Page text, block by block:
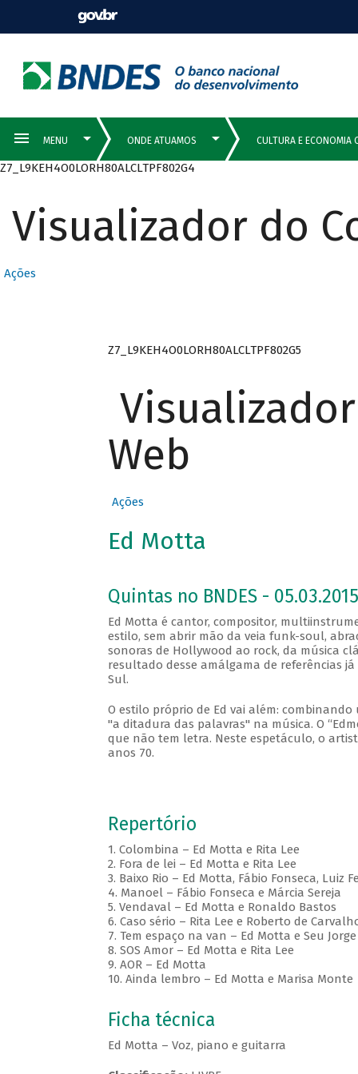
Z7_L9KEH4O0LORH80ALCLTPF802G4
Visualizador do
Ações
Z7_L9KEH4O0LORH80ALCLTPF802G5
Web
Ações
Ed Motta
Quintas no BNDES - 05.03.2015
Ed Motta é cantor, compositor,
estilo, sem abrir mão da veia funk-soul,
sonoras de Hollywood ao rock, da música
resultado desse amálgama de referências
Sul.
O estilo próprio de Ed vai além:
"a ditadura das palavras" na música. O
que não tem letra. Neste espetáculo, o
anos 70.
Repertório
1. Colombina – Ed Motta e Rita Lee
2. Fora de lei – Ed Motta e Rita Lee
3. Baixo Rio – Ed Motta, Fábio Fonseca, Luiz
4. Manoel – Fábio Fonseca e Márcia Sereja
5. Vendaval – Ed Motta e Ronaldo Bastos
6. Caso sério – Rita Lee e Roberto de
7. Tem espaço na van – Ed Motta e Seu Jorge
8. SOS Amor – Ed Motta e Rita Lee
9. AOR – Ed Motta
10. Ainda lembro – Ed Motta e Marisa Monte
Ficha técnica
Ed Motta – Voz, piano e guitarra